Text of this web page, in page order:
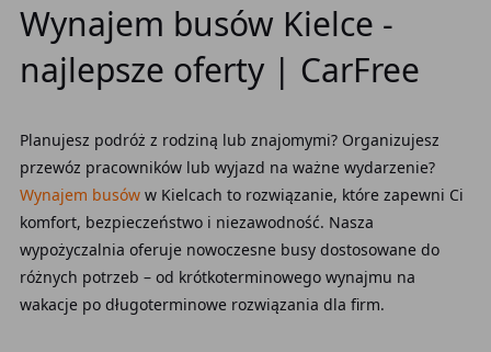
Wynajem busów Kielce -
najlepsze oferty | CarFree
Planujesz podróż z rodziną lub znajomymi? Organizujesz
przewóz pracowników lub wyjazd na ważne wydarzenie?
Wynajem busóww Kielcach to rozwiązanie, które zapewni Ci
komfort, bezpieczeństwo i niezawodność. Nasza
wypożyczalnia oferuje nowoczesne busy dostosowane do
różnych potrzeb – od krótkoterminowego wynajmu na
wakacje po długoterminowe rozwiązania dla firm.